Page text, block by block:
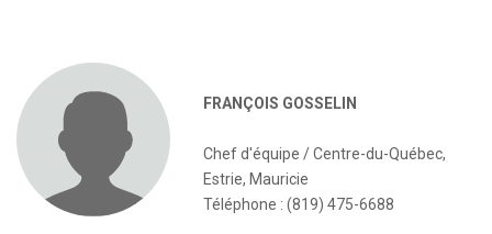
FRANÇOIS GOSSELIN
Chef d'équipe / Centre-du-Québec,
Estrie, Mauricie
Téléphone : (819) 475-6688